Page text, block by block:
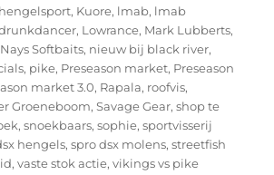
hengelsport, Kuore, lmab, lmab
, Lowrance, Mark Lubberts,
Nays Softbaits, nieuw bij black river,
, pike, Preseason market, Preseason
market 3.0, Rapala, roofvis,
Groeneboom,Savage Gear,shop te
,snoekbaars,sophie,sportvisserij
hengels,spro dsx molens,streetfish
,vaste stok actie,vikings vs pike